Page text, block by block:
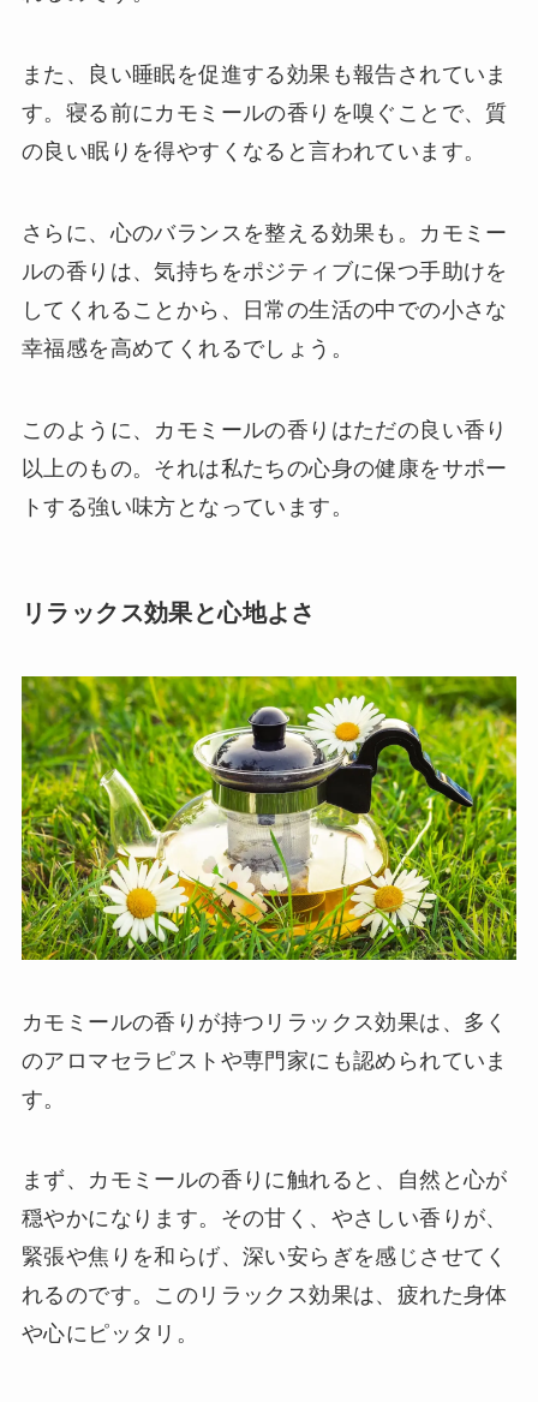
また、良い睡眠を促進する効果も報告されていま
す。寝る前にカモミールの香りを嗅ぐことで、質
の良い眠りを得やすくなると言われています。
さらに、心のバランスを整える効果も。カモミー
ルの香りは、気持ちをポジティブに保つ手助けを
してくれることから、日常の生活の中での小さな
幸福感を高めてくれるでしょう。
このように、カモミールの香りはただの良い香り
以上のもの。それは私たちの心身の健康をサポー
トする強い味方となっています。
リラックス効果と心地よさ
カモミールの香りが持つリラックス効果は、多く
のアロマセラピストや専門家にも認められていま
す。
まず、カモミールの香りに触れると、自然と心が
穏やかになります。その甘く、やさしい香りが、
緊張や焦りを和らげ、深い安らぎを感じさせてく
れるのです。このリラックス効果は、疲れた身体
や心にピッタリ。